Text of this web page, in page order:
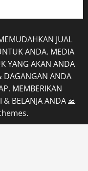
JUAL
ANDA. MEDIA
YANG AKAN ANDA
DAGANGAN ANDA
MEMBERIKAN
BELANJA ANDA 🙏